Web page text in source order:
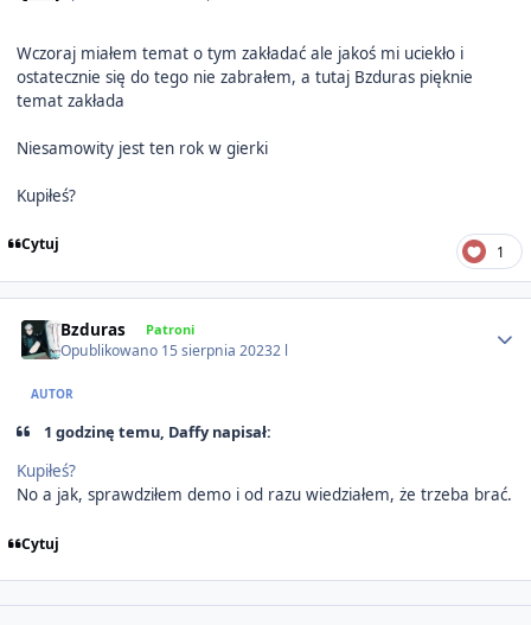
Wczoraj miałem temat o tym zakładać ale jakoś mi uciekło i
ostatecznie się do tego nie zabrałem, a tutaj Bzduras pięknie
temat zakłada
Niesamowity jest ten rok w gierki
Kupiłeś?
Cytuj 1
Bzduras Patroni
Opublikowano 15 sierpnia 20232 l
AUTOR
1 godzinę temu, Daffy napisał:
Kupiłeś?
No a jak, sprawdziłem demo i od razu wiedziałem, że trzeba brać.
Cytuj